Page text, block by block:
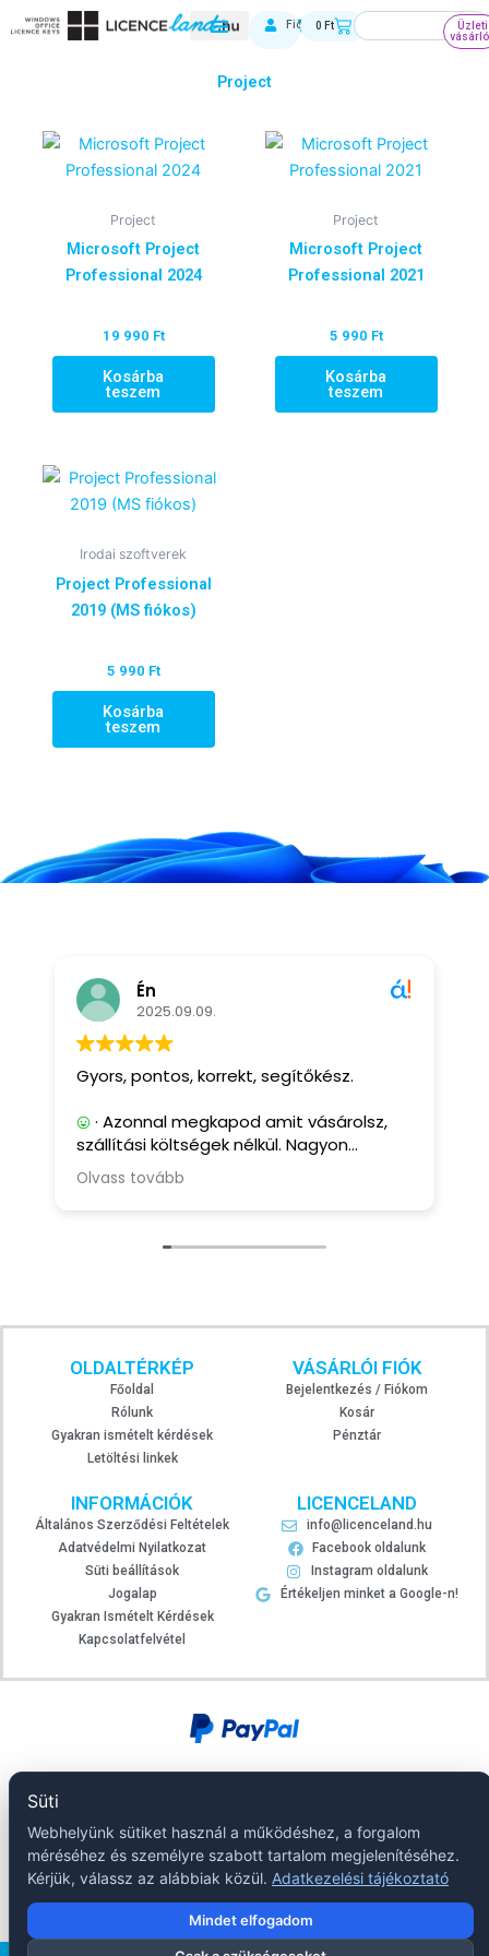
to
Fiókom
0 FtKosárKeresés
Üzleti
Project
Project
Microsoft Project
Professional 2024
19 990 Ft
Kosárba
teszem
Project
Microsoft Project
Professional 2021
5 990 Ft
Kosárba
teszem
Irodai szoftverek
Project Professional
2019 (MS fiókos)
5 990 Ft
Kosárba
teszem
Én
2025.09.09.
Gyors, pontos, korrekt, segítőkész.
· Azonnal megkapod amit vásárolsz,
szállítási költségek nélkül. Nagyon
segítőkész, és korrekt eladó.
· Eddig nem tapasztaltam ilyet.
Olvass tovább
OLDALTÉRKÉP
Főoldal
Rólunk
Gyakran ismételt kérdések
Letöltési linkek
VÁSÁRLÓI FIÓK
Bejelentkezés / Fiókom
Kosár
Pénztár
INFORMÁCIÓK
Általános Szerződési Feltételek
Adatvédelmi Nyilatkozat
Süti beállítások
Jogalap
Gyakran Ismételt Kérdések
Kapcsolatfelvétel
LICENCELAND
info@licenceland.hu
Facebook oldalunk
Instagram oldalunk
Értékeljen minket a Google-n!
Süti
Webhelyünk sütiket használ a működéshez, a forgalom
méréséhez és személyre szabott tartalom megjelenítéséhez.
Kérjük, válassz az alábbiak közül. Adatkezelési tájékoztató
Mindet elfogadom